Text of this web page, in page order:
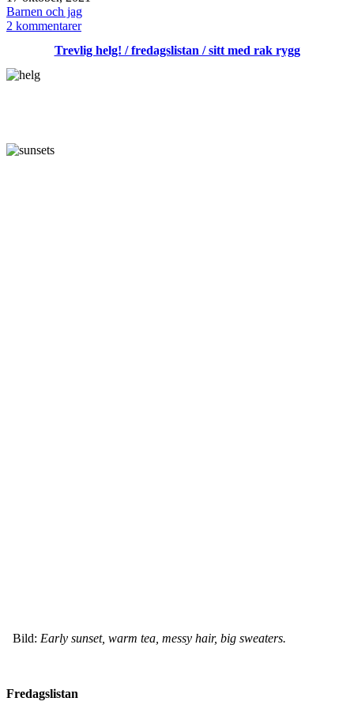
den
Kategoriserat
som
Barnen och jag
2 kommentarertill
/
Trevlig helg! / fredagslistan / sitt med rak rygg
Bild: Early sunset, warm tea, messy hair, big sweaters.
Fredagslistan